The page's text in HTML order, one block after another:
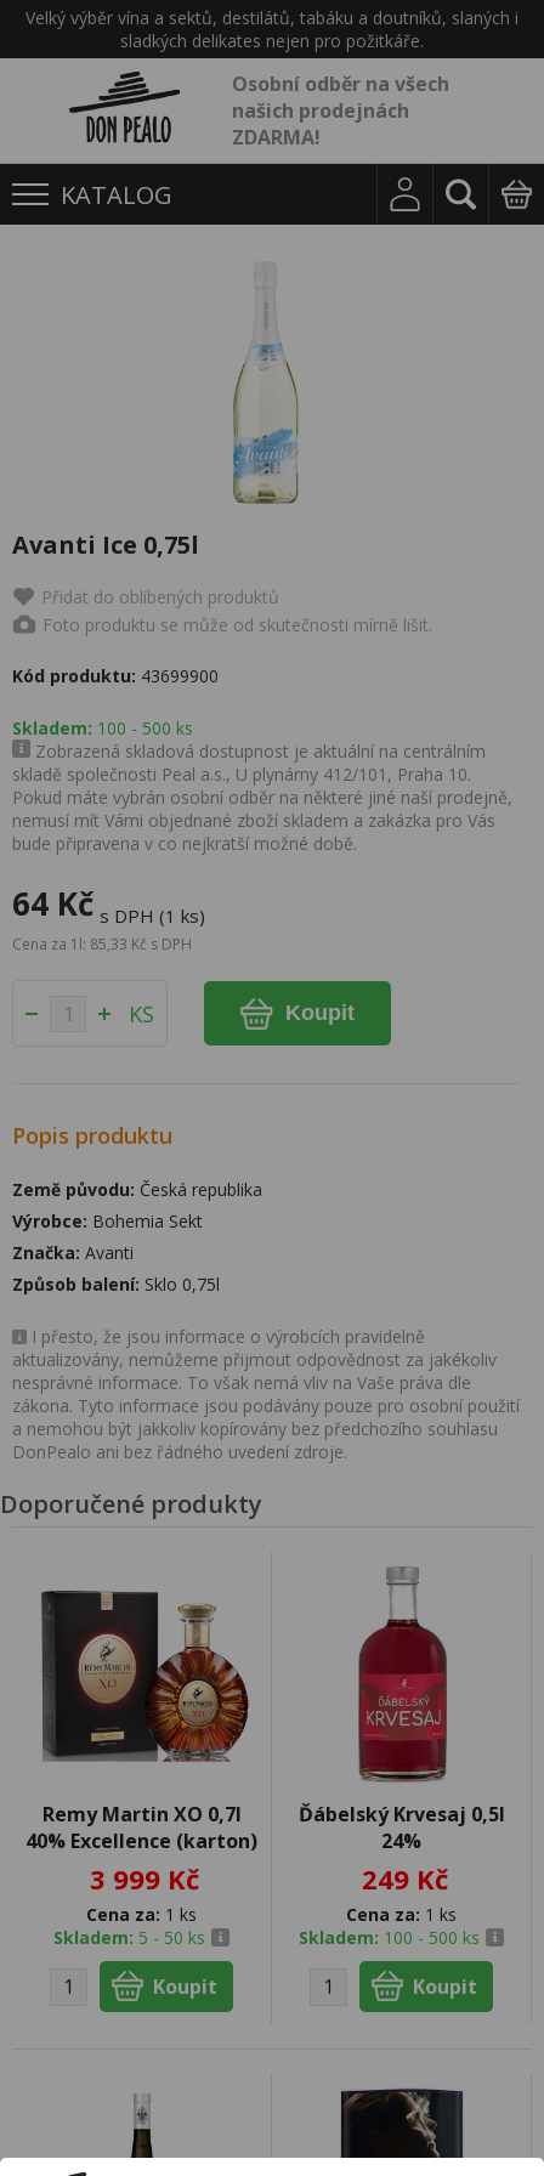
Velký výběr vína a sektů, destilátů, tabáku a doutníků, slaných i
sladkých delikates nejen pro požitkáře.
Osobní odběr na všech
našich prodejnách
ZDARMA!
KATALOG
Avanti Ice 0,75l
Přidat do oblíbených produktů
Foto produktu se může od skutečnosti mírně lišit.
Kód produktu: 43699900
Skladem: 100 - 500 ks
Zobrazená skladová dostupnost je aktuální na centrálním
skladě společnosti Peal a.s., U plynárny 412/101, Praha 10.
Pokud máte vybrán osobní odběr na některé jiné naší prodejně,
nemusí mít Vámi objednané zboží skladem a zakázka pro Vás
bude připravena v co nejkratší možné době.
64 Kč s DPH (1 ks)
Cena za 1l: 85,33 Kč s DPH
KS Koupit
Popis produktu
Země původu: Česká republika
Výrobce: Bohemia Sekt
Značka: Avanti
Způsob balení: Sklo 0,75l
I přesto, že jsou informace o výrobcích pravidelně
aktualizovány, nemůžeme přijmout odpovědnost za jakékoliv
nesprávné informace. To však nemá vliv na Vaše práva dle
zákona. Tyto informace jsou podávány pouze pro osobní použití
a nemohou být jakkoliv kopírovány bez předchozího souhlasu
DonPealo ani bez řádného uvedení zdroje.
Doporučené produkty
Remy Martin XO 0,7l
40% Excellence (karton)
3 999 Kč
Cena za: 1 ks
Skladem: 5 - 50 ks
Ďábelský Krvesaj 0,5l
24%
249 Kč
Cena za: 1 ks
Skladem: 100 - 500 ks